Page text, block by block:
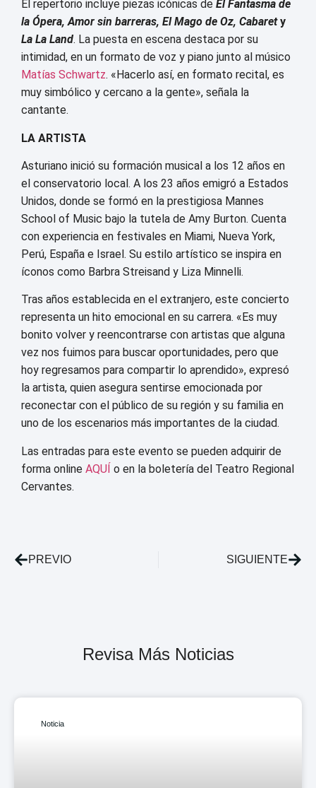
El repertorio incluye piezas icónicas de El Fantasma de
la Ópera, Amor sin barreras, El Mago de Oz, Cabarety
La La Land. La puesta en escena destaca por su
intimidad, en un formato de voz y piano junto al músico
Matías Schwartz. «Hacerlo así, en formato recital, es
muy simbólico y cercano a la gente», señala la
cantante.
LA ARTISTA
Asturiano inició su formación musical a los 12 años en
el conservatorio local. A los 23 años emigró a Estados
Unidos, donde se formó en la prestigiosa Mannes
School of Music bajo la tutela de Amy Burton. Cuenta
con experiencia en festivales en Miami, Nueva York,
Perú, España e Israel. Su estilo artístico se inspira en
íconos como Barbra Streisand y Liza Minnelli.
Tras años establecida en el extranjero, este concierto
representa un hito emocional en su carrera. «Es muy
bonito volver y reencontrarse con artistas que alguna
vez nos fuimos para buscar oportunidades, pero que
hoy regresamos para compartir lo aprendido», expresó
la artista, quien asegura sentirse emocionada por
reconectar con el público de su región y su familia en
uno de los escenarios más importantes de la ciudad.
Las entradas para este evento se pueden adquirir de
forma online AQUÍ o en la boletería del Teatro Regional
Cervantes.
PREVIO SIGUIENTE
Revisa Más Noticias
Noticia